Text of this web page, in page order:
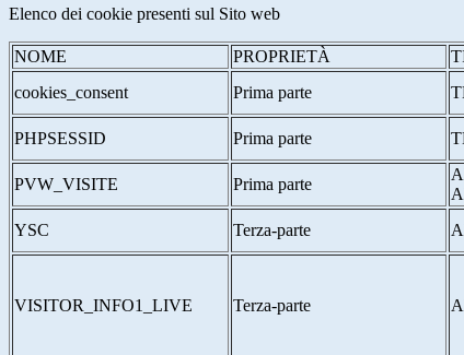
Elenco dei cookie presenti sul Sito web
NOME PROPRIETÀ
cookies_consent
Prima parte
PHPSESSID Prima parte
PVW_VISITE Prima parte
YSC Terza-parte
VISITOR_INFO1_LIVE Terza-parte